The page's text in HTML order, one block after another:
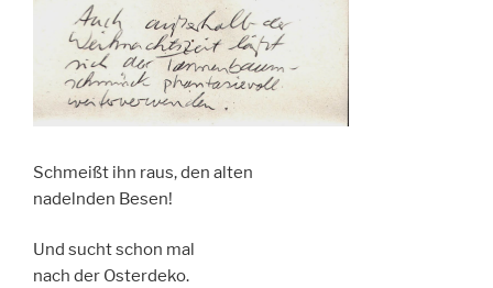
Schmeißt ihn raus, den alten
nadelnden Besen!
Und sucht schon mal
nach der Osterdeko.